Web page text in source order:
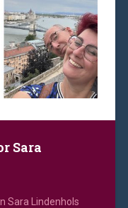
Sara
Sara Lindenhols